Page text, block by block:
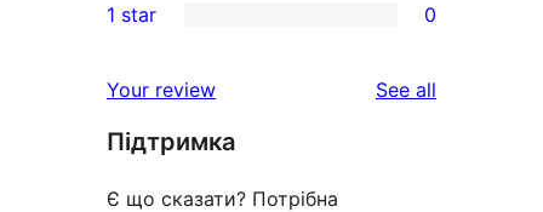
reviews
star
2-
reviews
star
reviews
1 star 0
Your review See all
Підтримка
Є що сказати? Потрібна